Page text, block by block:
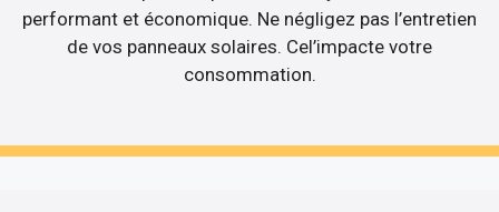
performant et économique. Ne négligez pas l’entretien
de vos panneaux solaires. Cel’impacte votre
consommation.